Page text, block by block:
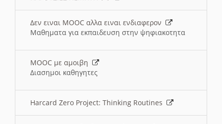
Δεν ειναι MOOC αλλα ειναι ενδιαφερον
Μαθηματα για εκπαιδευση στην ψηφιακοτητα
MOOC με αμοιβη
Διασημοι καθηγητες
Harcard Zero Project: Thinking Routines